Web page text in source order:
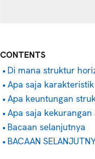
CONTENTS
Di mana struktur
Apa saja
Apa keuntungan
Apa saja
Bacaan selanjutnya
BACAAN